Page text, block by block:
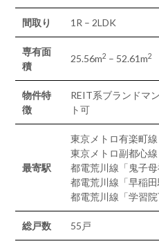
間取り 1R – 2LDK
専有面
積
25.56m2 – 52.61m2
物件特
徴
REIT系ブランドマ
ト可
最寄駅
東京メトロ有楽町
東京メトロ副都心
都電荒川線「鬼子
都電荒川線「早稲
都電荒川線「学習
総戸数 55戸